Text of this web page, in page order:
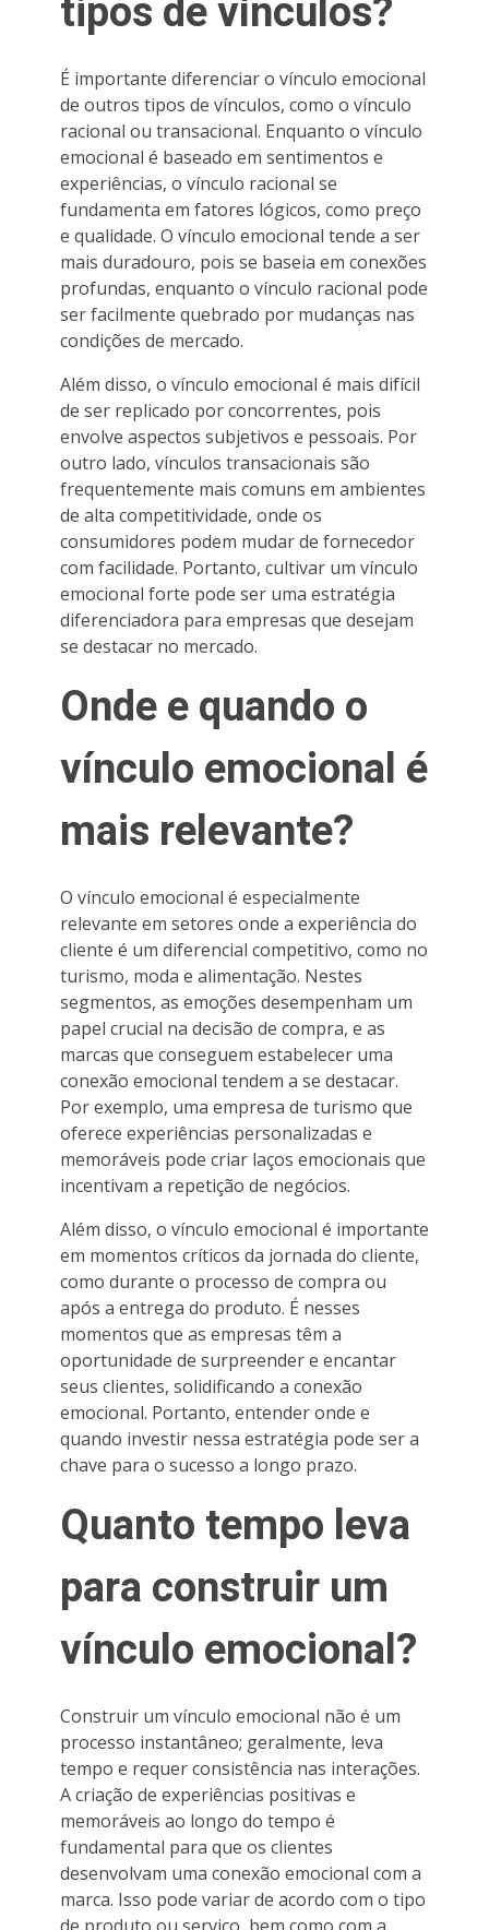
tipos de vínculos?
É importante diferenciar o vínculo emocional
de outros tipos de vínculos, como o vínculo
racional ou transacional. Enquanto o vínculo
emocional é baseado em sentimentos e
experiências, o vínculo racional se
fundamenta em fatores lógicos, como preço
e qualidade. O vínculo emocional tende a ser
mais duradouro, pois se baseia em conexões
profundas, enquanto o vínculo racional pode
ser facilmente quebrado por mudanças nas
condições de mercado.
Além disso, o vínculo emocional é mais difícil
de ser replicado por concorrentes, pois
envolve aspectos subjetivos e pessoais. Por
outro lado, vínculos transacionais são
frequentemente mais comuns em ambientes
de alta competitividade, onde os
consumidores podem mudar de fornecedor
com facilidade. Portanto, cultivar um vínculo
emocional forte pode ser uma estratégia
diferenciadora para empresas que desejam
se destacar no mercado.
Onde e quando o
vínculo emocional é
mais relevante?
O vínculo emocional é especialmente
relevante em setores onde a experiência do
cliente é um diferencial competitivo, como no
turismo, moda e alimentação. Nestes
segmentos, as emoções desempenham um
papel crucial na decisão de compra, e as
marcas que conseguem estabelecer uma
conexão emocional tendem a se destacar.
Por exemplo, uma empresa de turismo que
oferece experiências personalizadas e
memoráveis pode criar laços emocionais que
incentivam a repetição de negócios.
Além disso, o vínculo emocional é importante
em momentos críticos da jornada do cliente,
como durante o processo de compra ou
após a entrega do produto. É nesses
momentos que as empresas têm a
oportunidade de surpreender e encantar
seus clientes, solidificando a conexão
emocional. Portanto, entender onde e
quando investir nessa estratégia pode ser a
chave para o sucesso a longo prazo.
Quanto tempo leva
para construir um
vínculo emocional?
Construir um vínculo emocional não é um
processo instantâneo; geralmente, leva
tempo e requer consistência nas interações.
A criação de experiências positivas e
memoráveis ao longo do tempo é
fundamental para que os clientes
desenvolvam uma conexão emocional com a
marca. Isso pode variar de acordo com o tipo